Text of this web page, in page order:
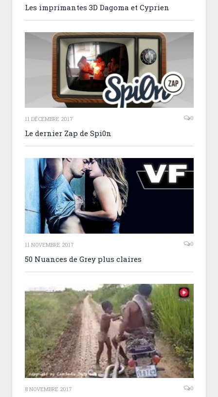
Les imprimantes 3D Dagoma et Cyprien
11 DÉCEMBRE 2017 0
Le dernier Zap de Spi0n
11 NOVEMBRE 2017 0
50 Nuances de Grey plus claires
8 NOVEMBRE 2017 0